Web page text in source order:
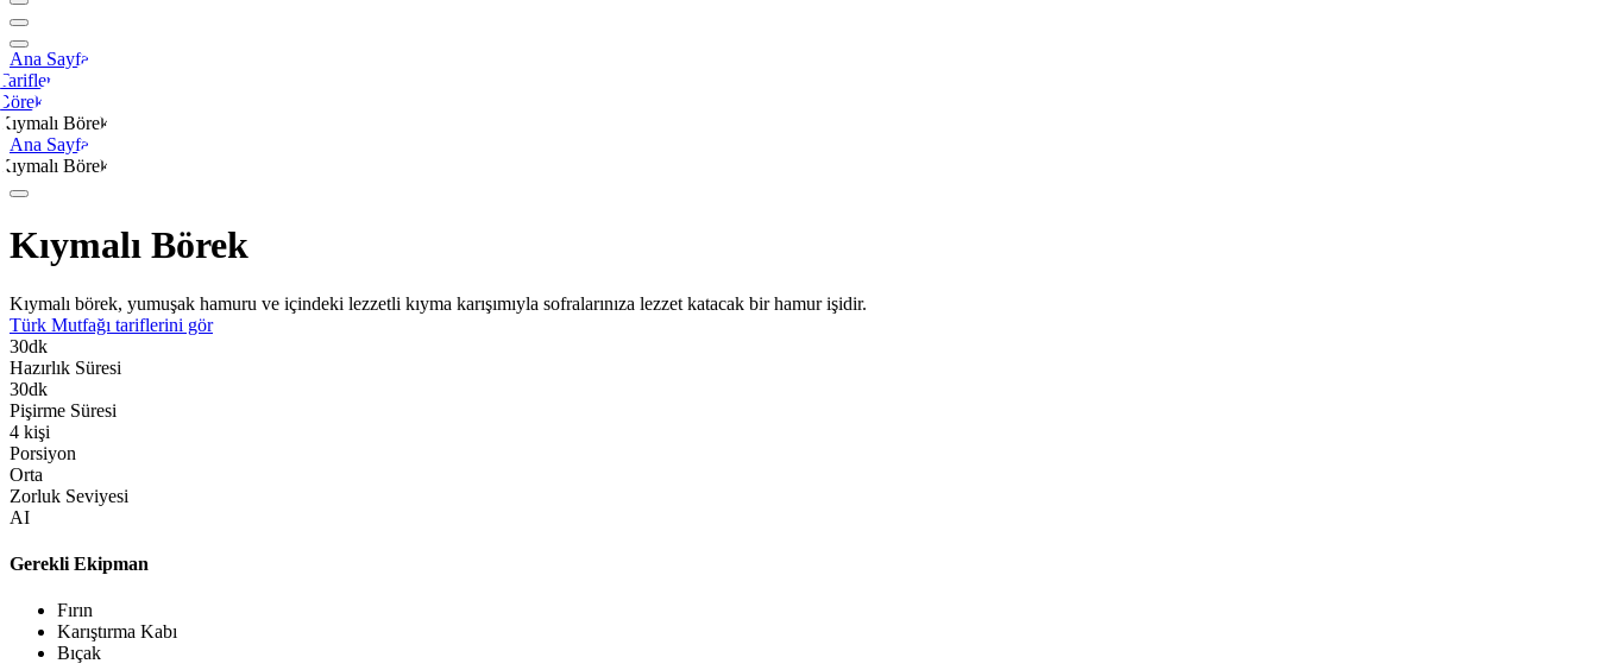
Ana Sayfa
Börek
Ana Sayfa
Börek
Kıymalı Börek
Kıymalı börek, yumuşak hamuru ve içindeki lezzetli kıyma karışımıyla sofralarınıza lezzet katacak bir hamur işidir.
Türk Mutfağı tariflerini gör
30dk
Hazırlık Süresi
30dk
Pişirme Süresi
4 kişi
Porsiyon
Orta
Zorluk Seviyesi
AI
Gerekli Ekipman
Fırın
Karıştırma Kabı
Bıçak